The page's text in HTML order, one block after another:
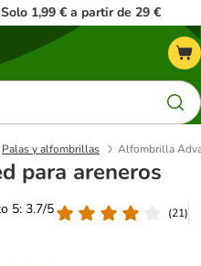
1,99 € a partir de 29 €
Palas y alfombrillas Alfombrilla
para areneros
5: 3.7/5
(21)